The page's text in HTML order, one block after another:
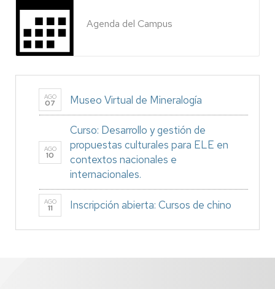
Agenda del Campus
AGO
07 Museo Virtual de Mineralogía
AGO
10
Curso: Desarrollo y gestión de
propuestas culturales para ELE en
contextos nacionales e
internacionales.
AGO
11 Inscripción abierta: Cursos de chino